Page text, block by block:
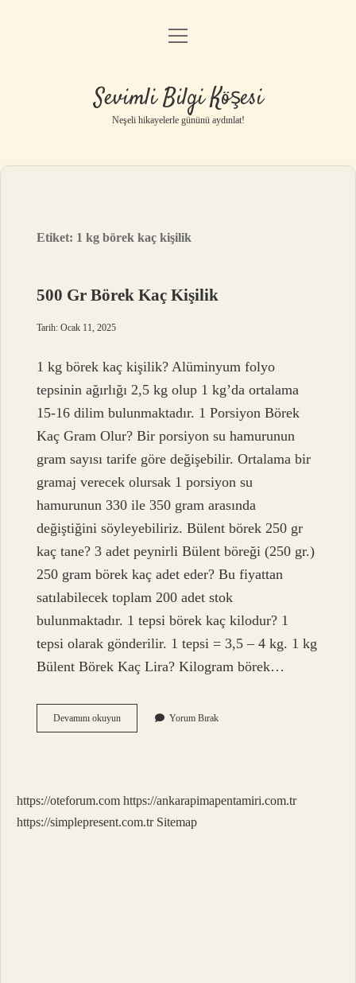
Anasayfa
Yasal Uyarı
menüyü
Sevimli Bilgi Köşesi
Neşeli hikayelerle gününü aydınlat!
Etiket: 1 kg börek kaç kişilik
500 Gr Börek Kaç Kişilik
Tarih: Ocak 11, 2025
1 kg börek kaç kişilik? Alüminyum folyo
tepsinin ağırlığı 2,5 kg olup 1 kg’da ortalama
15-16 dilim bulunmaktadır. 1 Porsiyon Börek
Kaç Gram Olur? Bir porsiyon su hamurunun
gram sayısı tarife göre değişebilir. Ortalama bir
gramaj verecek olursak 1 porsiyon su
hamurunun 330 ile 350 gram arasında
değiştiğini söyleyebiliriz. Bülent börek 250 gr
kaç tane? 3 adet peynirli Bülent böreği (250 gr.)
250 gram börek kaç adet eder? Bu fiyattan
satılabilecek toplam 200 adet stok
bulunmaktadır. 1 tepsi börek kaç kilodur? 1
tepsi olarak gönderilir. 1 tepsi = 3,5 – 4 kg. 1 kg
Bülent Börek Kaç Lira? Kilogram börek…
Devamını okuyun500
Gr
Yorum Bırak
https://oteforum.com https://ankarapimapentamiri.com.tr
https://simplepresent.com.tr Sitemap